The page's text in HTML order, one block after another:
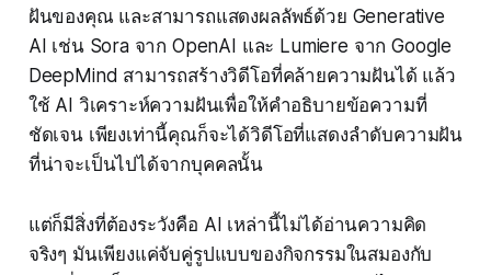
ฝันของคุณ และสามารถแสดงผลลัพธ์ด้วย Generative
AI เช่น Sora จาก OpenAI และ Lumiere จาก Google
DeepMind สามารถสร้างวิดีโอที่คล้ายความฝันได้ แล้ว
ใช้ AI วิเคราะห์ความฝันเพื่อให้คำอธิบายข้อความที่
ชัดเจน เพียงเท่านี้คุณก็จะได้วิดีโอที่แสดงลำดับความฝัน
ที่น่าจะเป็นไปได้จากบุคคลนั้น
แต่ก็มีสิ่งที่ต้องระวังคือ AI เหล่านี้ไม่ได้อ่านความคิด
จริงๆ มันเพียงแค่จับคู่รูปแบบของกิจกรรมในสมองกับ